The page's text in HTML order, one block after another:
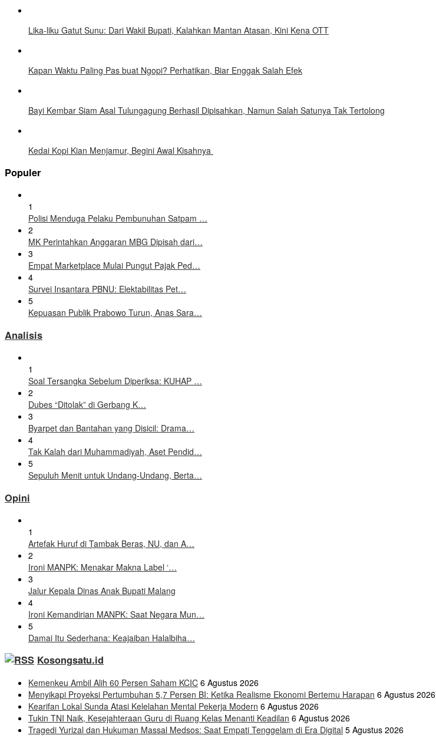
Lika-liku Gatut Sunu: Dari Wakil Bupati, Kalahkan Mantan Atasan, Kini Kena OTT
Kapan Waktu Paling Pas buat Ngopi? Perhatikan, Biar Enggak Salah Efek
Bayi Kembar Siam Asal Tulungagung Berhasil Dipisahkan, Namun Salah Satunya Tak Tertolong
Kedai Kopi Kian Menjamur, Begini Awal Kisahnya
Populer
1
Polisi Menduga Pelaku Pembunuhan Satpam …
2
MK Perintahkan Anggaran MBG Dipisah dari…
3
Empat Marketplace Mulai Pungut Pajak Ped…
4
Survei Insantara PBNU: Elektabilitas Pet…
5
Kepuasan Publik Prabowo Turun, Anas Sara…
Analisis
1
Soal Tersangka Sebelum Diperiksa: KUHAP …
2
Dubes “Ditolak” di Gerbang K…
3
Byarpet dan Bantahan yang Disicil: Drama…
4
Tak Kalah dari Muhammadiyah, Aset Pendid…
5
Sepuluh Menit untuk Undang-Undang, Berta…
Opini
1
Artefak Huruf di Tambak Beras, NU, dan A…
2
Ironi MANPK: Menakar Makna Label ‘…
3
Jalur Kepala Dinas Anak Bupati Malang
4
Ironi Kemandirian MANPK: Saat Negara Mun…
5
Damai Itu Sederhana: Keajaiban Halalbiha…
Kosongsatu.id
Kemenkeu Ambil Alih 60 Persen Saham KCIC 6 Agustus 2026
Menyikapi Proyeksi Pertumbuhan 5,7 Persen BI: Ketika Realisme Ekonomi Bertemu Harapan 6 Agustus 2026
Kearifan Lokal Sunda Atasi Kelelahan Mental Pekerja Modern 6 Agustus 2026
Tukin TNI Naik, Kesejahteraan Guru di Ruang Kelas Menanti Keadilan 6 Agustus 2026
Tragedi Yurizal dan Hukuman Massal Medsos: Saat Empati Tenggelam di Era Digital 5 Agustus 2026